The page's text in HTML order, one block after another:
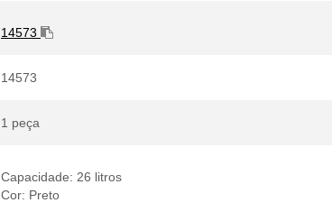
14573
14573
1 peça
Capacidade: 26 litros
Cor: Preto